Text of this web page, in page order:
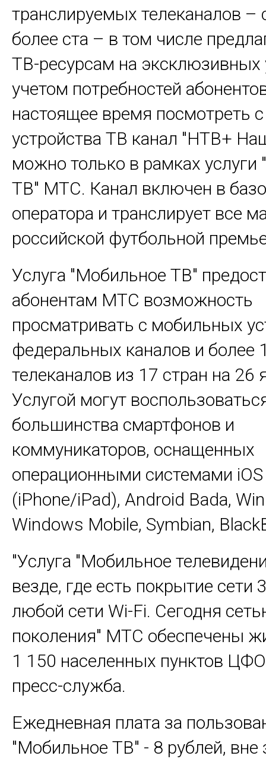
транслируемых телеканалов –
более ста – в том числе
ТВ-ресурсам на эксклюзивных
учетом потребностей
настоящее время посмотреть
устройства ТВ канал "НТВ+
можно только в рамках
ТВ" МТС. Канал включен в
оператора и транслирует все
российской футбольной
Услуга "Мобильное ТВ"
абонентам МТС возможность
просматривать с мобильных
федеральных каналов и более
телеканалов из 17 стран на 26
Услугой могут
большинства смартфонов и
коммуникаторов, оснащенных
операционными системами iOS
(iPhone/iPad), Android Bada,
Windows Mobile, Symbian,
"Услуга "Мобильное
везде, где есть покрытие сети
любой сети Wi-Fi. Сегодня
поколения" МТС обеспечены
1 150 населенных пунктов
пресс-служба.
Ежедневная плата за
"Мобильное ТВ" - 8 рублей, вне